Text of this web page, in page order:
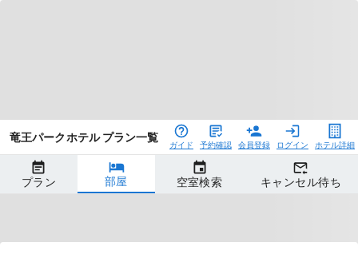
竜王パークホテル プラン一覧
ホテル詳細
ログイン
会員登録
予約確認
ガイド
プラン 部屋 空室検索 キャンセル待ち